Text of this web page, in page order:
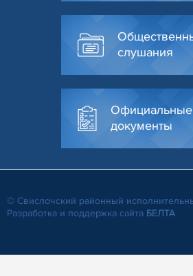
слушания
Официальные
документы
© Свислочский районный
Разработка и поддержка сайта БЕЛТА